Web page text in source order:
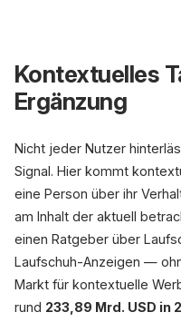
Kontextuelles
Ergänzung
Nicht jeder Nutzer
Signal. Hier kommt
eine Person über ihr
am Inhalt der aktuell
einen Ratgeber über
Laufschuh-Anzeigen —
Markt für kontextuelle
rund 233,89 Mrd. USD in